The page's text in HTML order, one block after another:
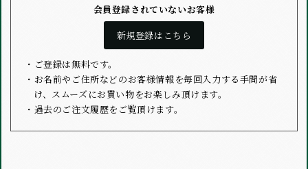
会員登録されていないお客様
新規登録はこちら
ご登録は無料です。
お名前やご住所などのお客様情報を毎回入力する手間が省
け、スムーズにお買い物をお楽しみ頂けます。
過去のご注文履歴をご覧頂けます。